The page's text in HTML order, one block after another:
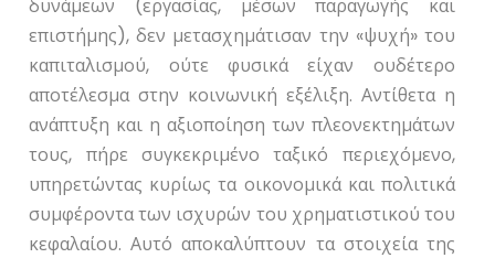
δυνάμεων (εργασίας, μέσων παραγωγής και
επιστήμης), δεν μετασχημάτισαν την «ψυχή» του
καπιταλισμού, ούτε φυσικά είχαν ουδέτερο
αποτέλεσμα στην κοινωνική εξέλιξη. Αντίθετα η
ανάπτυξη και η αξιοποίηση των πλεονεκτημάτων
τους, πήρε συγκεκριμένο ταξικό περιεχόμενο,
υπηρετώντας κυρίως τα οικονομικά και πολιτικά
συμφέροντα των ισχυρών του χρηματιστικού του
κεφαλαίου. Αυτό αποκαλύπτουν τα στοιχεία της